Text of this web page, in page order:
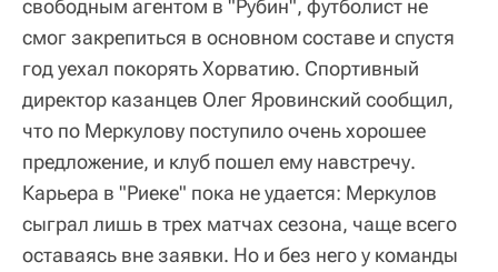
свободным агентом в "Рубин", футболист не
смог закрепиться в основном составе и спустя
год уехал покорять Хорватию. Спортивный
директор казанцев Олег Яровинский сообщил,
что по Меркулову поступило очень хорошее
предложение, и клуб пошел ему навстречу.
Карьера в "Риеке" пока не удается: Меркулов
сыграл лишь в трех матчах сезона, чаще всего
оставаясь вне заявки. Но и без него у команды